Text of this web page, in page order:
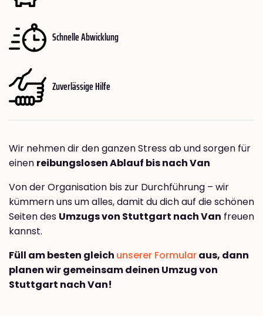
Schnelle Abwicklung
Zuverlässige Hilfe
Wir nehmen dir den ganzen Stress ab und sorgen für
einen reibungslosen Ablauf bis nach Van
Von der Organisation bis zur Durchführung – wir
kümmern uns um alles, damit du dich auf die schönen
Seiten des Umzugs von Stuttgart nach Van freuen
kannst.
Füll am besten gleich unserer Formularaus, dann
planen wir gemeinsam deinen Umzug von
Stuttgart nach Van!